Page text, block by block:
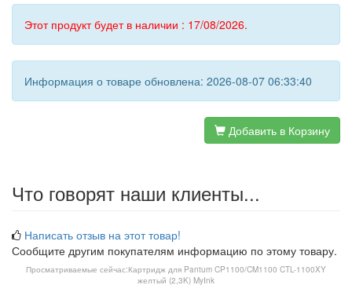
Этот продукт будет в наличии : 17/08/2026.
Информация о товаре обновлена: 2026-08-07 06:33:40
Добавить в Корзину
Что говорят наши клиенты...
Написать отзыв на этот товар!
Сообщите другим покупателям информацию по этому товару.
Просматриваемые сейчас:Картридж для Pantum CP1100/CM1100 CTL-1100XY
желтый (2,3K) MyInk